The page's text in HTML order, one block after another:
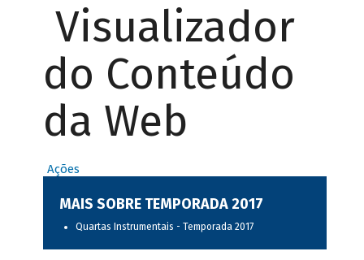
Visualizador
do Conteúdo
da Web
Ações
MAIS SOBRE TEMPORADA 2017
Quartas Instrumentais - Temporada 2017